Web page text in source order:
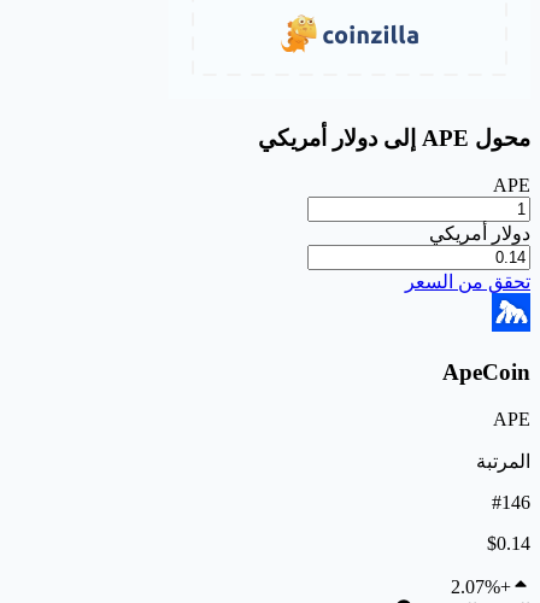
محول APE إلى دولار أمريكي
APE
دولار أمريكي
تحقق من السعر
ApeCoin
APE
المرتبة
#146
$0.14
+2.07%